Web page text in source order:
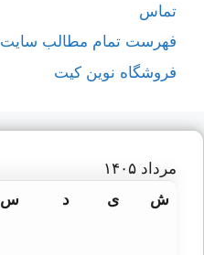
تماس
فهرست تمام مطالب سایت
فروشگاه نوین کیت
مرداد ۱۴۰۵
ش
ی د س